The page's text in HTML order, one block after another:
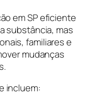
em SP eficiente
substância, mas
familiares e
mudanças
incluem: